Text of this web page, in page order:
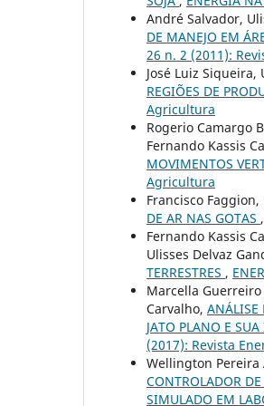
André Salvador,
DE MANEJO EM
26 n. 2 (2011):
José Luiz Siqueira,
REGIÕES DE
Agricultura
Rogerio Camargo
Fernando Kassis
MOVIMENTOS
Agricultura
Francisco
DE AR NAS GOTAS ,
Fernando Kassis
Ulisses Delvaz
TERRESTRES ,
Marcella Guerreiro
Carvalho, ANÁLISE
JATO PLANO E
(2017): Revista
Wellington Pereira
CONTROLADOR
SIMULADO EM